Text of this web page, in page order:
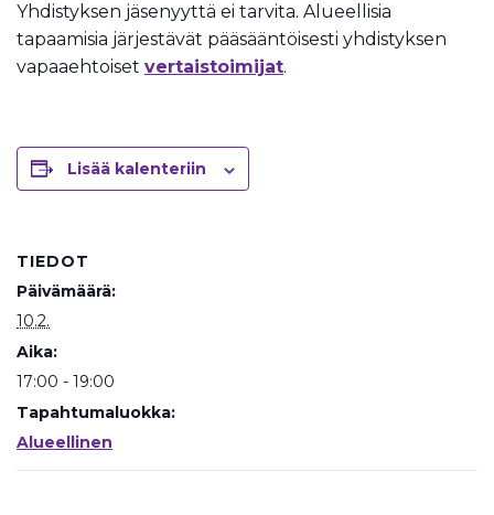
Yhdistyksen jäsenyyttä ei tarvita. Alueellisia
tapaamisia järjestävät pääsääntöisesti yhdistyksen
vapaaehtoiset vertaistoimijat.
Lisää kalenteriin
TIEDOT
Päivämäärä:
10.2.
Aika:
17:00 - 19:00
Tapahtumaluokka:
Alueellinen